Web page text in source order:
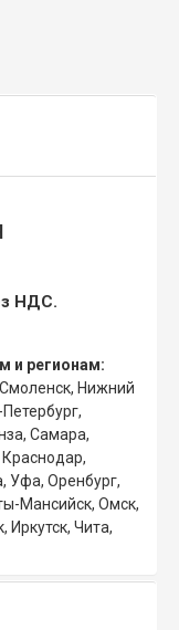
НДС.
и регионам:
Нижний
Самара,
Уфа, Оренбург,
Мансийск, Омск,
Чита,